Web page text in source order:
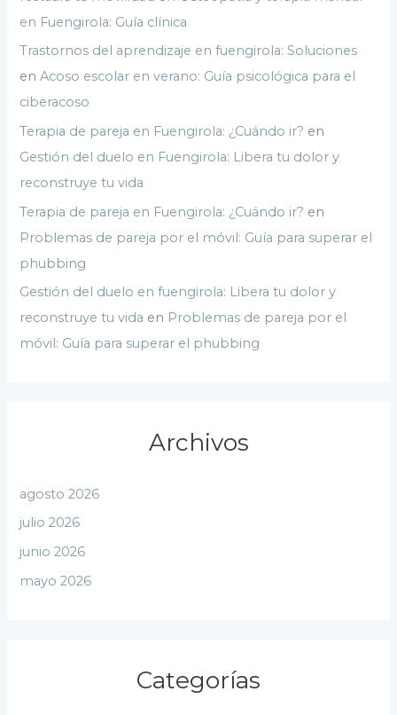
en Fuengirola: Guía clínica
Trastornos del aprendizaje en fuengirola: Soluciones
enAcoso escolar en verano: Guía psicológica para el
ciberacoso
Terapia de pareja en Fuengirola: ¿Cuándo ir? en
Gestión del duelo en Fuengirola: Libera tu dolor y
reconstruye tu vida
Terapia de pareja en Fuengirola: ¿Cuándo ir? en
Problemas de pareja por el móvil: Guía para superar el
phubbing
Gestión del duelo en fuengirola: Libera tu dolor y
reconstruye tu vida en Problemas de pareja por el
móvil: Guía para superar el phubbing
Archivos
agosto 2026
julio 2026
junio 2026
mayo 2026
Categorías